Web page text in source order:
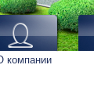
компании